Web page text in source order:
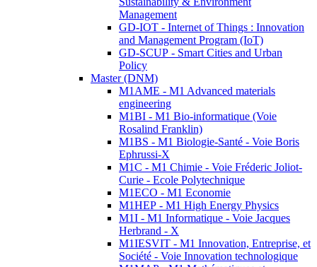
Management
GD-IOT - Internet of Things : Innovation
and Management Program (IoT)
GD-SCUP - Smart Cities and Urban
Policy
Master (DNM)
M1AME - M1 Advanced materials
engineering
M1BI - M1 Bio-informatique (Voie
Rosalind Franklin)
M1BS - M1 Biologie-Santé - Voie Boris
Ephrussi-X
M1C - M1 Chimie - Voie Fréderic Joliot-
Curie - Ecole Polytechnique
M1ECO - M1 Economie
M1HEP - M1 High Energy Physics
M1I - M1 Informatique - Voie Jacques
Herbrand - X
M1IESVIT - M1 Innovation, Entreprise, et
Société - Voie Innovation technologique